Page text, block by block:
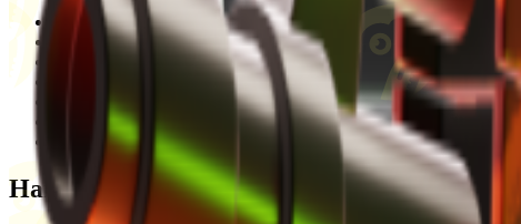
Пользовательское соглашение
Privacy Policy
Отказ от ответственности
Редакционная политика
Legal Opinion
Контакты
Наши режимы